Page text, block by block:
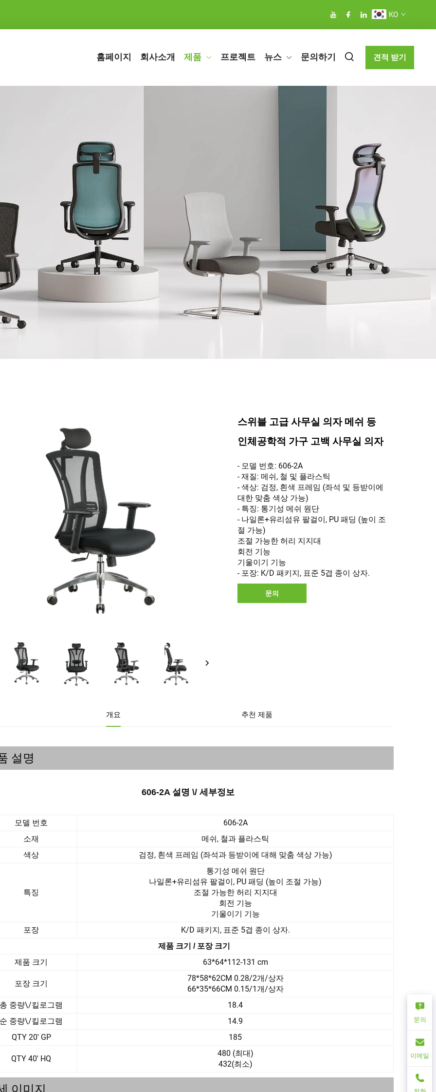
KO
홈페이지 회사소개 제품 프로젝트 뉴스 문의하기 견적 받기
스위블 고급 사무실 의자 메쉬 등
인체공학적 가구 고백 사무실 의자
- 모델 번호: 606-2A
- 재질: 메쉬, 철 및 플라스틱
- 색상: 검정, 흰색 프레임 (좌석 및 등받이에
대한 맞춤 색상 가능)
- 특징: 통기성 메쉬 원단
- 나일론+유리섬유 팔걸이, PU 패딩 (높이 조
절 가능)
조절 가능한 허리 지지대
회전 기능
기울이기 기능
- 포장: K/D 패키지, 표준 5겹 종이 상자.
문의
개요 추천 제품
설명
606-2A 설명 \/ 세부정보
모델 번호
606-2A
소재
메쉬, 철과 플라스틱
색상
검정, 흰색 프레임 (좌석과 등받이에 대해 맞춤 색상 가능)
특징
통기성 메쉬 원단
나일론+유리섬유 팔걸이, PU 패딩 (높이 조절 가능)
조절 가능한 허리 지지대
회전 기능
기울이기 기능
포장
K/D 패키지, 표준 5겹 종이 상자.
제품 크기 / 포장 크기
제품 크기 63*64*112-131 cm
포장 크기
78*58*62CM 0.28/2개/상자
66*35*66CM 0.15/1개/상자
총 중량\/킬로그램
18.4
순 중량\/킬로그램
14.9
QTY 20' GP
185
QTY 40' HQ
480 (최대)
432(최소)
이미지
문의
이메일